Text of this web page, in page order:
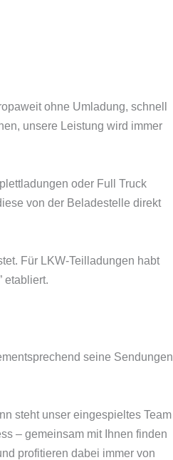
ohne Umladung, schnell
unsere Leistung wird immer
oder Full Truck
von der Beladestelle direkt
Für LKW-Teilladungen habt
etabliert.
seine Sendungen
steht unser eingespieltes Team
– gemeinsam mit Ihnen finden
profitieren dabei immer von